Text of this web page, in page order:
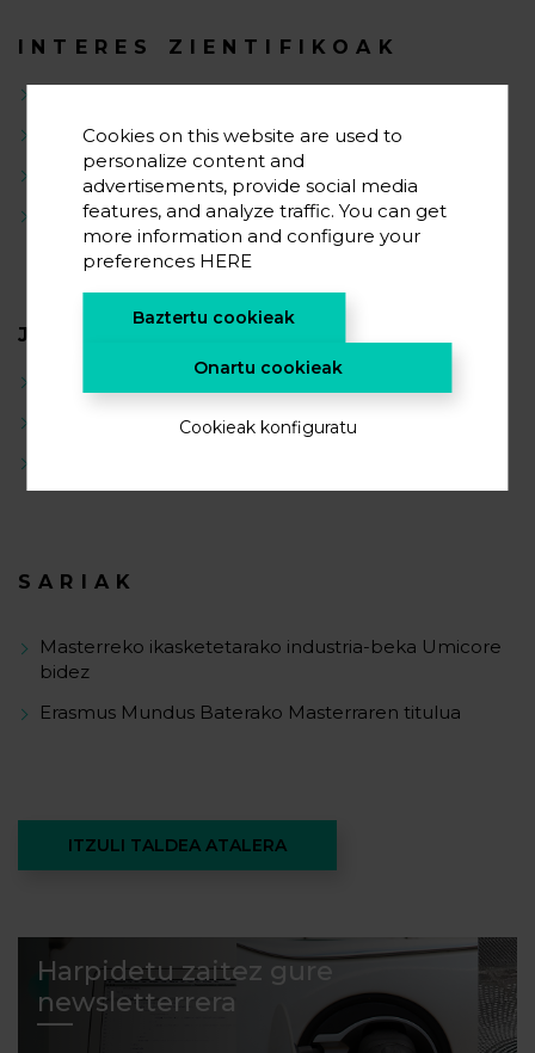
INTERES ZIENTIFIKOAK
Energia biltegiratzea eta bihurtzea
Energia berriztagarriak
Materialen zientzia
Energiaren biltegiratze termikoa
JARDUERA ZIENTIFIKOA
Materialen kimika
SARIAK
Masterreko ikasketetarako industria-beka Umicore
bidez
Erasmus Mundus Baterako Masterraren titulua
ITZULI TALDEA ATALERA
Harpidetu zaitez gure
newsletterrera
Cookies on this website are used to
personalize content and
advertisements, provide social media
features, and analyze traffic. You can get
more information and configure your
preferences HERE
Baztertu cookieak
Onartu cookieak
Cookieak konfiguratu